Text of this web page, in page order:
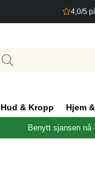
4,0/5
Hud & Kropp Hjem
Benytt sjansen nå